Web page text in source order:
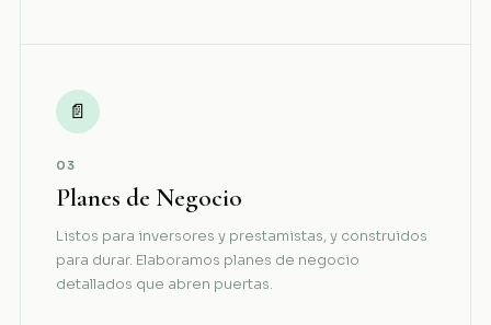
📄
03
Planes de Negocio
Listos para inversores y prestamistas, y construidos
para durar. Elaboramos planes de negocio
detallados que abren puertas.